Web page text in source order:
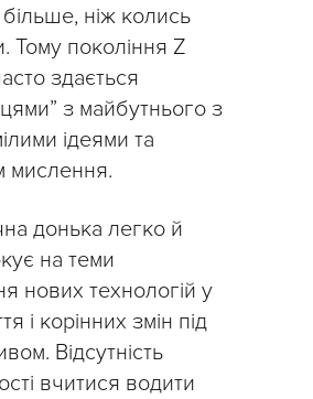
ніж колись
Тому покоління Z
здається
з майбутнього з
ідеями та
мислення.
донька легко й
на теми
нових технологій у
і корінних змін під
Відсутність
вчитися водити